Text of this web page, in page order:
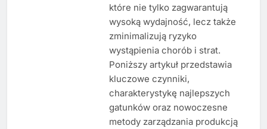
które nie tylko zagwarantują
wysoką wydajność, lecz także
zminimalizują ryzyko
wystąpienia chorób i strat.
Poniższy artykuł przedstawia
kluczowe czynniki,
charakterystykę najlepszych
gatunków oraz nowoczesne
metody zarządzania produkcją